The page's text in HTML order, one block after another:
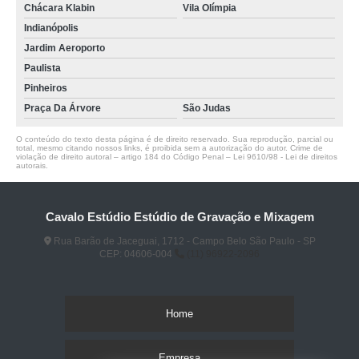
Chácara Klabin
Vila Olímpia
Indianópolis
Jardim Aeroporto
Paulista
Pinheiros
Praça Da Árvore
São Judas
O conteúdo do texto desta página é de direito reservado. Sua reprodução, parcial ou
total, mesmo citando nossos links, é proibida sem a autorização do autor. Crime de
violação de direito autoral – artigo 184 do Código Penal – Lei 9610/98 - Lei de direitos
autorais
Cavalo Estúdio Estúdio de Gravação e Mixagem
Rua Barão de Jaceguai, 1712 - Campo Belo São Paulo - SP
CEP: 04606-004
Home